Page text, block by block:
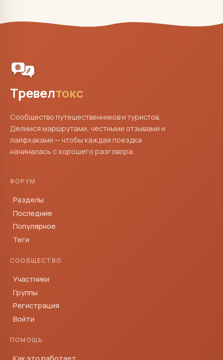
Тревелтокс
Сообщество путешественников и туристов.
Делимся маршрутами, честными отзывами и
лайфхаками — чтобы каждая поездка
начиналась с хорошего разговора.
ФОРУМ
Разделы
Последние
Популярное
Теги
СООБЩЕСТВО
Участники
Группы
Регистрация
Войти
ПОМОЩЬ